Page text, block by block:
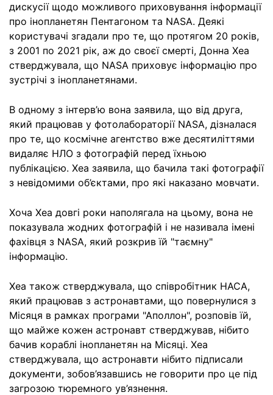
дискусії щодо можливого приховування інформації
про інопланетян Пентагоном та NASA. Деякі
користувачі згадали про те, що протягом 20 років,
з 2001 по 2021 рік, аж до своєї смерті, Донна Хеа
стверджувала, що NASA приховує інформацію про
зустрічі з інопланетянами.
В одному з інтерв’ю вона заявила, що від друга,
який працював у фотолабораторії NASA, дізналася
про те, що космічне агентство вже десятиліттями
видаляє НЛО з фотографій перед їхньою
публікацією. Хеа заявила, що бачила такі фотографії
з невідомими об’єктами, про які наказано мовчати.
Хоча Хеа довгі роки наполягала на цьому, вона не
показувала жодних фотографій і не називала імені
фахівця з NASA, який розкрив їй "таємну"
інформацію.
Хеа також стверджувала, що співробітник НАСА,
який працював з астронавтами, що повернулися з
Місяця в рамках програми "Аполлон", розповів їй,
що майже кожен астронавт стверджував, нібито
бачив кораблі інопланетян на Місяці. Хеа
стверджувала, що астронавти нібито підписали
документи, зобов’язавшись не говорити про це під
загрозою тюремного ув’язнення.